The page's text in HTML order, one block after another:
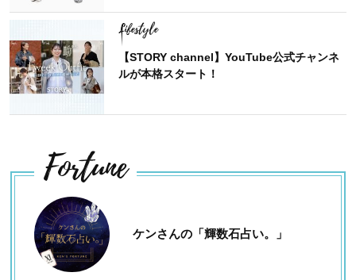
Lifestyle
【STORY channel】YouTube公式チャンネ
ルが本格スタート！
Fortune
ケンさんの「輝数石占い。」